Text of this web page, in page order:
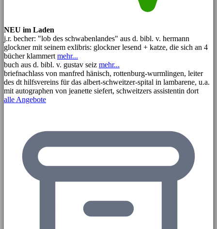
NEU im Laden
j.r. becher: "lob des schwabenlandes" aus d. bibl. v. hermann
glockner mit seinem exlibris: glockner lesend + katze, die sich an 4
bücher klammert mehr...
buch aus d. bibl. v. gustav seiz mehr...
briefnachlass von manfred hänisch, rottenburg-wurmlingen, leiter
des dt hilfsvereins für das albert-schweitzer-spital in lambarene, u.a.
mit autographen von jeanette siefert, schweitzers assistentin dort
alle Angebote